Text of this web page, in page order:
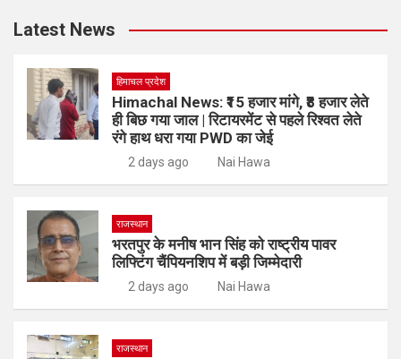
Latest News
हिमाचल प्रदेश
Himachal News: ₹15 हजार मांगे, ₹8 हजार लेते
ही बिछ गया जाल | रिटायरमेंट से पहले रिश्वत लेते
रंगे हाथ धरा गया PWD का जेई
2 days ago Nai Hawa
राजस्थान
भरतपुर के मनीष भान सिंह को राष्ट्रीय पावर
लिफ्टिंग चैंपियनशिप में बड़ी जिम्मेदारी
2 days ago Nai Hawa
राजस्थान